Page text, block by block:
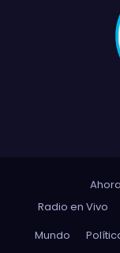
Radio en Vivo
Mundo